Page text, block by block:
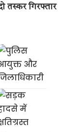
तस्कर गिरफ्तार